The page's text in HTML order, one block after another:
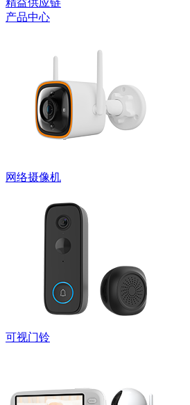
精益供应链
产品中心
网络摄像机
可视门铃